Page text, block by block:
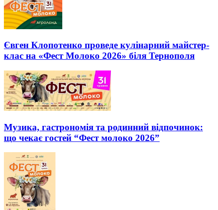
Євген Клопотенко проведе кулінарний майстер-
клас на «Фест Молоко 2026» біля Тернополя
Музика, гастрономія та родинний відпочинок:
що чекає гостей “Фест молоко 2026”